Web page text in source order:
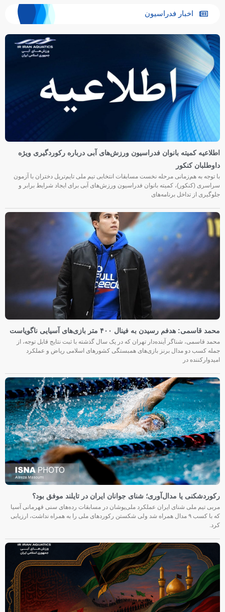
اخبار فدراسیون
اطلاعیه کمیته بانوان فدراسیون ورزش‌های آبی درباره رکوردگیری ویژه
داوطلبان کنکور
با توجه به هم‌زمانی مرحله نخست مسابقات انتخابی تیم ملی تایم‌تریل دختران با آزمون
سراسری (کنکور)، کمیته بانوان فدراسیون ورزش‌های آبی برای ایجاد شرایط برابر و
جلوگیری از تداخل برنامه‌های
محمد قاسمی: هدفم رسیدن به فینال ۴۰۰ متر بازی‌های آسیایی ناگویاست
محمد قاسمی، شناگر آینده‌دار تهران که در یک سال گذشته با ثبت نتایج قابل توجه، از
جمله کسب دو مدال برنز بازی‌های همبستگی کشورهای اسلامی ریاض و عملکرد
امیدوارکننده در
رکوردشکنی یا مدال‌آوری؛ شنای جوانان ایران در تایلند موفق بود؟
مربی تیم ملی شنای ایران عملکرد ملی‌پوشان در مسابقات رده‌های سنی قهرمانی آسیا
که با کسب ۹ مدال همراه شد ولی شکستن رکوردهای ملی را به همراه نداشت، ارزیابی
کرد.